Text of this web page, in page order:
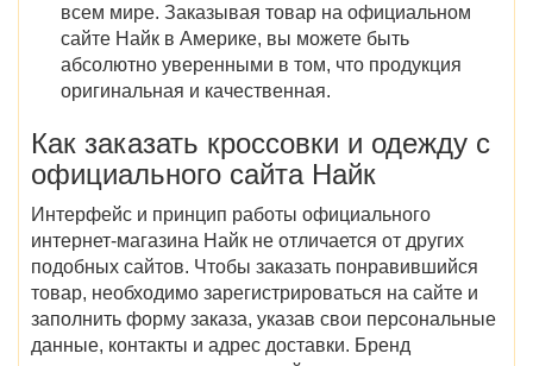
всем мире. Заказывая товар на официальном
сайте Найк в Америке, вы можете быть
абсолютно уверенными в том, что продукция
оригинальная и качественная.
Как заказать кроссовки и одежду с
официального сайта Найк
Интерфейс и принцип работы официального
интернет-магазина Найк не отличается от других
подобных сайтов. Чтобы заказать понравившийся
товар, необходимо зарегистрироваться на сайте и
заполнить форму заказа, указав свои персональные
данные, контакты и адрес доставки. Бренд